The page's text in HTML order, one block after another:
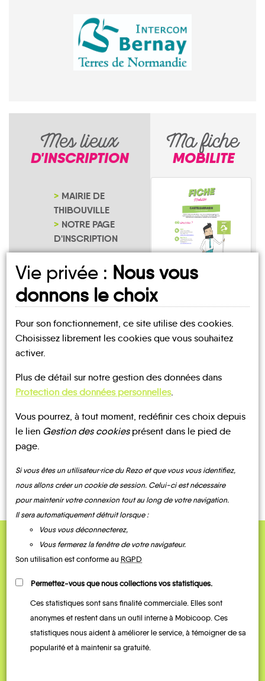
Mes lieux
D'INSCRIPTION
MAIRIE DE
THIBOUVILLE
NOTRE PAGE
D'INSCRIPTION
Ma fiche
MOBILITE
UN AVIS, UN TÉMOIGNAGE
À PARTAGER ?
CONTACTEZ-NOUS !
QUELQUES
Témoignages
Vie privée : Nous vous
donnons le choix
Pour son fonctionnement, ce site utilise des cookies.
Choisissez librement les cookies que vous souhaitez
activer.
Plus de détail sur notre gestion des données dans
Protection des données personnelles.
Vous pourrez, à tout moment, redéfinir ces choix depuis
le lien Gestion des cookiesprésent dans le pied de
page.
Si vous êtes un utilisateur·rice du Rezo et que vous vous identifiez,
nous allons créer un cookie de session. Celui-ci est nécessaire
pour maintenir votre connexion tout au long de votre navigation.
Il sera automatiquement détruit lorsque :
Vous vous déconnecterez,
Vous fermerez la fenêtre de votre navigateur.
Son utilisation est conforme au RGPD
Permettez-vous que nous collections vos statistiques.
Ces statistiques sont sans finalité commerciale. Elles sont
anonymes et restent dans un outil interne à Mobicoop. Ces
statistiques nous aident à améliorer le service, à témoigner de sa
popularité et à maintenir sa gratuité.